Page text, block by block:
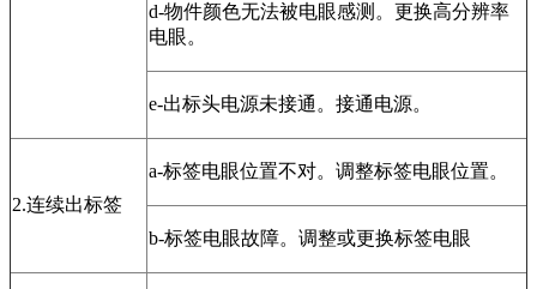
d-物件颜色无法被电眼感测。更换高分辨率
电眼。
e-出标头电源未接通。接通电源。
2.连续出标签
a-标签电眼位置不对。调整标签电眼位置。
b-标签电眼故障。调整或更换标签电眼